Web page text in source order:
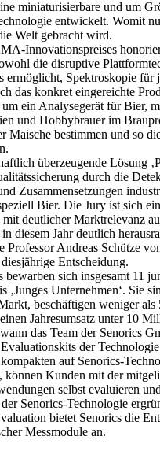
miniaturisierbare und um
entwickelt. Womit
Welt gebracht wird.
Innovationspreises
die disruptive
ermöglicht, Spektroskopie für
das konkret eingereichte
um ein Analysegerät für Bier,
und Hobbybrauer im
Maische bestimmen und so
überzeugende Lösung
durch die
Zusammensetzungen
Bier. Die Jury ist sich
mit deutlicher Marktrelevanz
diesem Jahr deutlich
Professor Andreas Schütze
Entscheidung.
bewarben sich insgesamt 11
‚Junges Unternehmen‘. Sie
beschäftigen weniger
Jahresumsatz unter 10
das Team der Senorics
der
auf Senorics-
können Kunden mit der
selbst evaluieren
Senorics-Technologie
bietet Senorics die
Messmodule an.